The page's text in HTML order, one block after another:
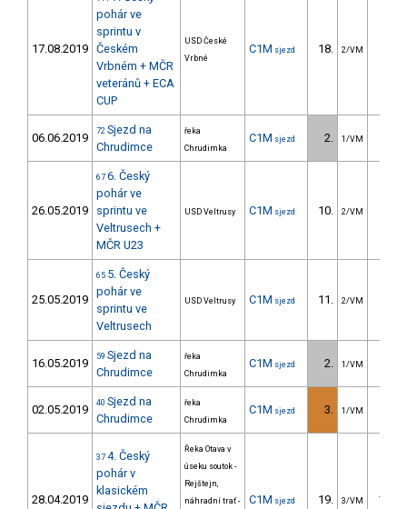
17.08.2019
pohár ve
sprintu v
Českém
Vrbném + MČR
veteránů + ECA
CUP
USD České
Vrbné
C1M sjezd 18. 2/VM
06.06.2019 72 Sjezd na
Chrudimce
řeka
Chrudimka
C1M sjezd 2. 1/VM
26.05.2019
67 6. Český
pohár ve
sprintu ve
Veltrusech +
MČR U23
USD Veltrusy C1M sjezd 10. 2/VM
25.05.2019
65 5. Český
pohár ve
sprintu ve
Veltrusech
USD Veltrusy C1M sjezd 11. 2/VM
16.05.2019 59 Sjezd na
Chrudimce
řeka
Chrudimka
C1M sjezd 2. 1/VM
02.05.2019 40 Sjezd na
Chrudimce
řeka
Chrudimka
C1M sjezd 3. 1/VM
28.04.2019
37 4. Český
pohár v
klasickém
Řeka Otava v
úseku soutok -
Rejštejn,
náhradní trať -
C1M sjezd 19. 3/VM